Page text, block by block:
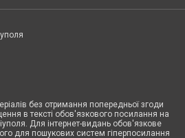
без отримання попередньої згоди
в тексті обов'язкового посилання на
Для інтернет-видань обов'язкове
для пошукових систем гіперпосилання